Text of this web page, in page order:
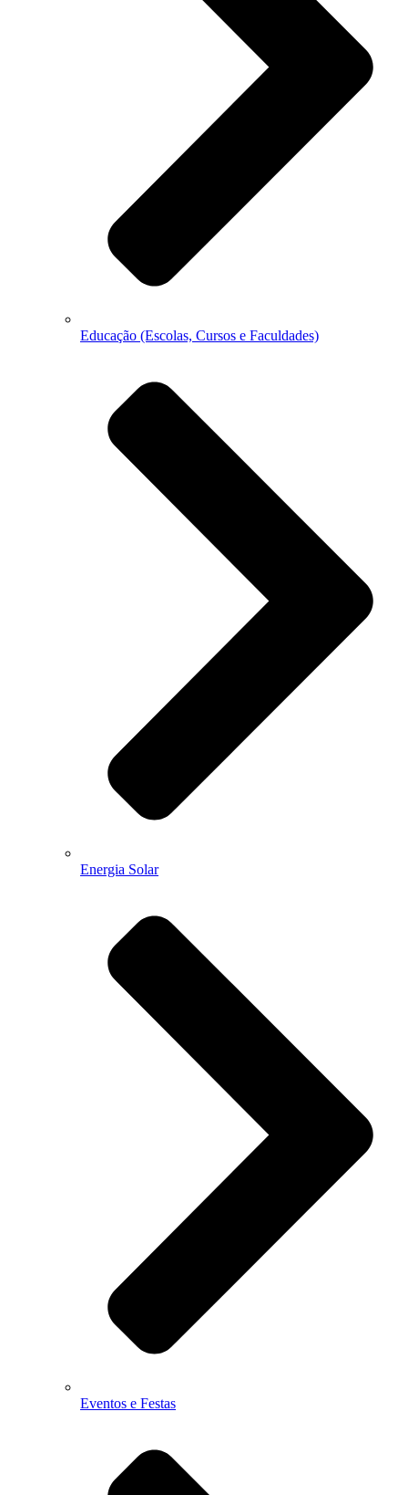
Educação (Escolas, Cursos e Faculdades)
Energia Solar
Eventos e Festas